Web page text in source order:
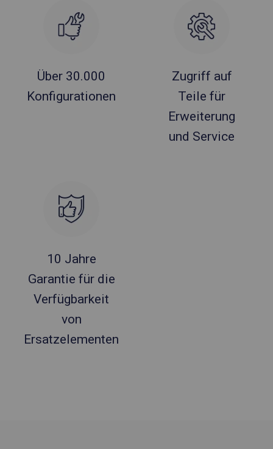
Über 30.000
Konfigurationen
Zugriff auf
Teile für
Erweiterung
und Service
10 Jahre
Garantie für die
Verfügbarkeit
von
Ersatzelementen